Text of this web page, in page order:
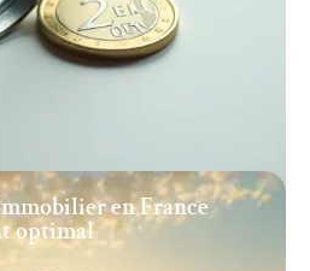
en France
optimal